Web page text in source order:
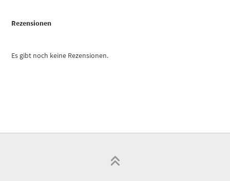
Rezensionen
Es gibt noch keine Rezensionen.